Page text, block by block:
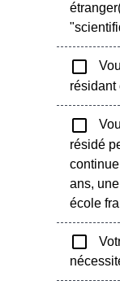
check_box_outline_blank
résidant
check_box_outline_blank
résidé
ans,
école
check_box_outline_blank